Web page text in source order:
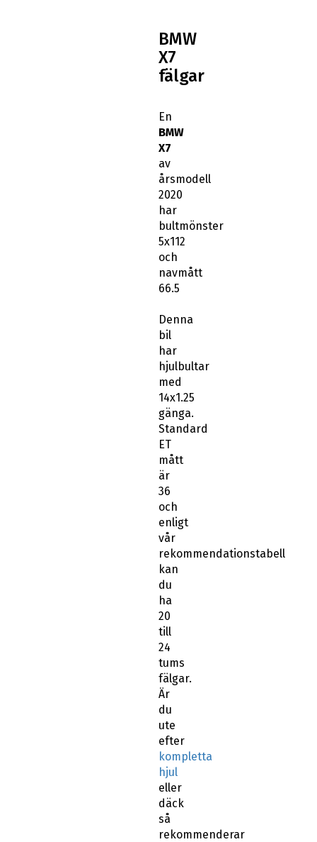
BMW
X7
fälgar
En
BMW
X7
av
årsmodell
2020
har
bultmönster
5x112
och
navmått
66.5
Denna
bil
har
hjulbultar
med
14x1.25
gänga.
Standard
ET
mått
är
36
och
enligt
vår
rekommendationstabell
kan
du
ha
20
till
24
tums
fälgar.
Är
du
ute
efter
kompletta
hjul
eller
däck
så
rekommenderar